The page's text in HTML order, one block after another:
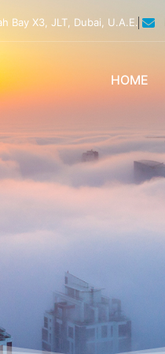
Bay X3, JLT, Dubai, U.A.E.
HOME